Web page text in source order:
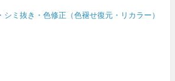
シミ抜き・色修正（色褪せ復元・リカラー）